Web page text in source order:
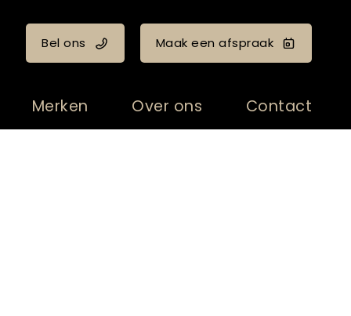
Bel ons Maak een afspraak
Merken Over ons Contact